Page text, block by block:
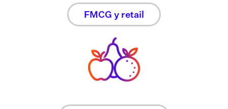
FMCG y retail